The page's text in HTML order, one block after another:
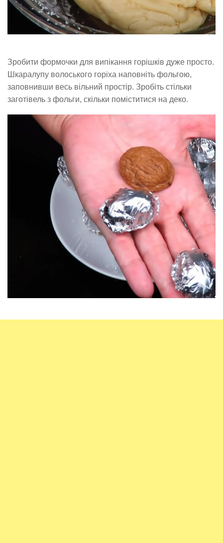
Зробити формочки для випікання горішків дуже просто.
Шкаралупу волоського горіха наповніть фольгою,
заповнивши весь вільний простір. Зробіть стільки
заготівель з фольги, скільки поміститися на деко.